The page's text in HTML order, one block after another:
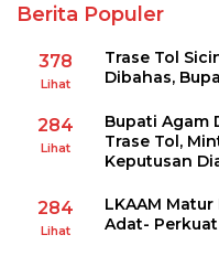
Berita Populer
378
Lihat
Trase Tol
Dibahas,
284
Lihat
Bupati Agam
Trase Tol,
Keputusan
284
Lihat
LKAAM
Adat-